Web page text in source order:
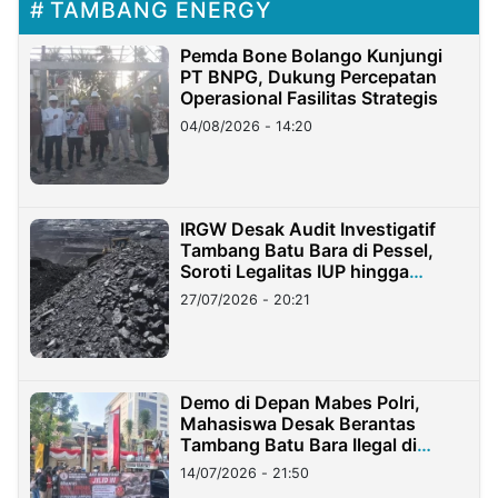
TAMBANG ENERGY
Pemda Bone Bolango Kunjungi
PT BNPG, Dukung Percepatan
Operasional Fasilitas Strategis
04/08/2026 - 14:20
IRGW Desak Audit Investigatif
Tambang Batu Bara di Pessel,
Soroti Legalitas IUP hingga
Stockpile
27/07/2026 - 20:21
Demo di Depan Mabes Polri,
Mahasiswa Desak Berantas
Tambang Batu Bara Ilegal di
Lampung
14/07/2026 - 21:50